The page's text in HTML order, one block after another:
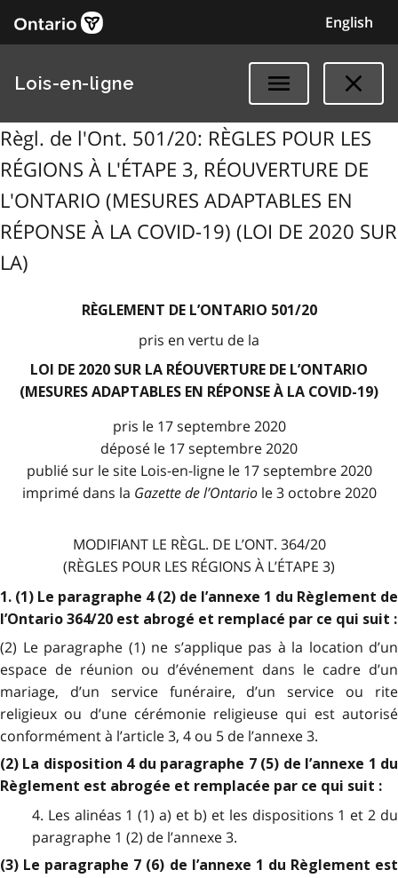
English
Lois-en-ligne
Règl. de l'Ont. 501/20: RÈGLES POUR LES
RÉGIONS À L'ÉTAPE 3, RÉOUVERTURE DE
L'ONTARIO (MESURES ADAPTABLES EN
RÉPONSE À LA COVID-19) (LOI DE 2020 SUR
LA)
RÈGLEMENT DE L’ONTARIO 501/20
pris en vertu de la
LOI DE 2020 SUR LA RÉOUVERTURE DE L’ONTARIO
(MESURES ADAPTABLES EN RÉPONSE À LA COVID-19)
pris le 17 septembre 2020
déposé le 17 septembre 2020
publié sur le site Lois-en-ligne le 17 septembre 2020
imprimé dans la Gazette de l’Ontariole 3 octobre 2020
MODIFIANT LE RÈGL. DE L’ONT. 364/20
(RÈGLES POUR LES RÉGIONS À L’ÉTAPE 3)
1. (1) Le paragraphe 4 (2) de l’annexe 1 du Règlement de
l’Ontario 364/20 est abrogé et remplacé par ce qui suit :
(2) Le paragraphe (1) ne s’applique pas à la location d’un
espace de réunion ou d’événement dans le cadre d’un
mariage, d’un service funéraire, d’un service ou rite
religieux ou d’une cérémonie religieuse qui est autorisé
conformément à l’article 3, 4 ou 5 de l’annexe 3.
(2) La disposition 4 du paragraphe 7 (5) de l’annexe 1 du
Règlement est abrogée et remplacée par ce qui suit :
4. Les alinéas 1 (1) a) et b) et les dispositions 1 et 2 du
paragraphe 1 (2) de l’annexe 3.
(3) Le paragraphe 7 (6) de l’annexe 1 du Règlement est